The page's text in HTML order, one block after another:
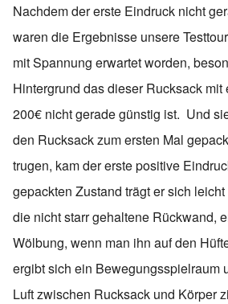
Nachdem der erste Eindruck nicht
waren die Ergebnisse unsere
mit Spannung erwartet worden,
Hintergrund das dieser Rucksack mit
200€ nicht gerade günstig ist. Und
den Rucksack zum ersten Mal
trugen, kam der erste positive
gepackten Zustand trägt er sich
die nicht starr gehaltene Rückwand,
Wölbung, wenn man ihn auf den
ergibt sich ein Bewegungsspielraum
Luft zwischen Rucksack und Körper